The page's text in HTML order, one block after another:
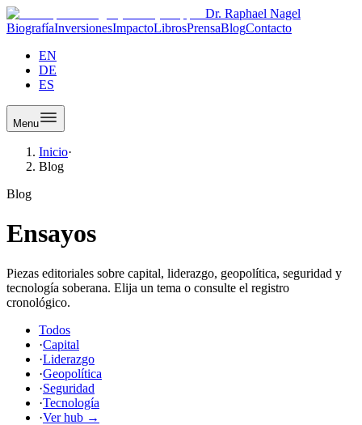
Dr. Raphael Nagel
BiografíaInversionesImpactoLibrosPrensaBlogContacto
EN
DE
ES
Menu
Inicio·
Blog
Blog
Ensayos
Piezas editoriales sobre capital, liderazgo, geopolítica, seguridad y
tecnología soberana. Elija un tema o consulte el registro
cronológico.
Todos
·Capital
·Liderazgo
·Geopolítica
·Seguridad
·Tecnología
·Ver hub →